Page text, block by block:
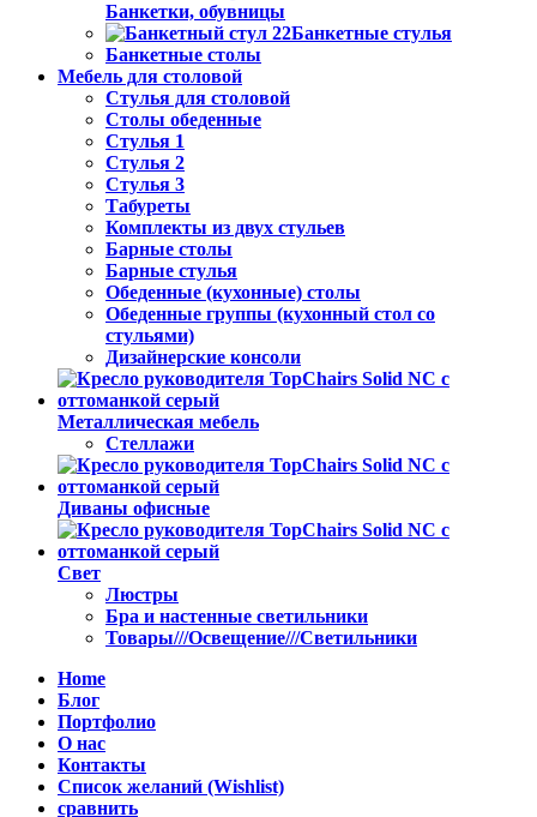
Банкетки, обувницы
Банкетные стулья
Банкетные столы
Мебель для столовой
Стулья для столовой
Столы обеденные
Стулья 1
Стулья 2
Стулья 3
Табуреты
Комплекты из двух стульев
Барные столы
Барные стулья
Обеденные (кухонные) столы
Обеденные группы (кухонный стол со
стульями)
Дизайнерские консоли
Металлическая мебель
Стеллажи
Диваны офисные
Свет
Люстры
Бра и настенные светильники
Товары///Освещение///Светильники
Home
Блог
Портфолио
О нас
Контакты
Список желаний (Wishlist)
сравнить